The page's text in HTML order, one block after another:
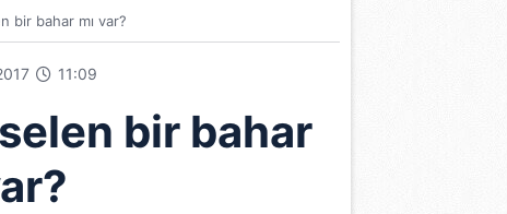
bir bahar mı var?
11:09
bir bahar